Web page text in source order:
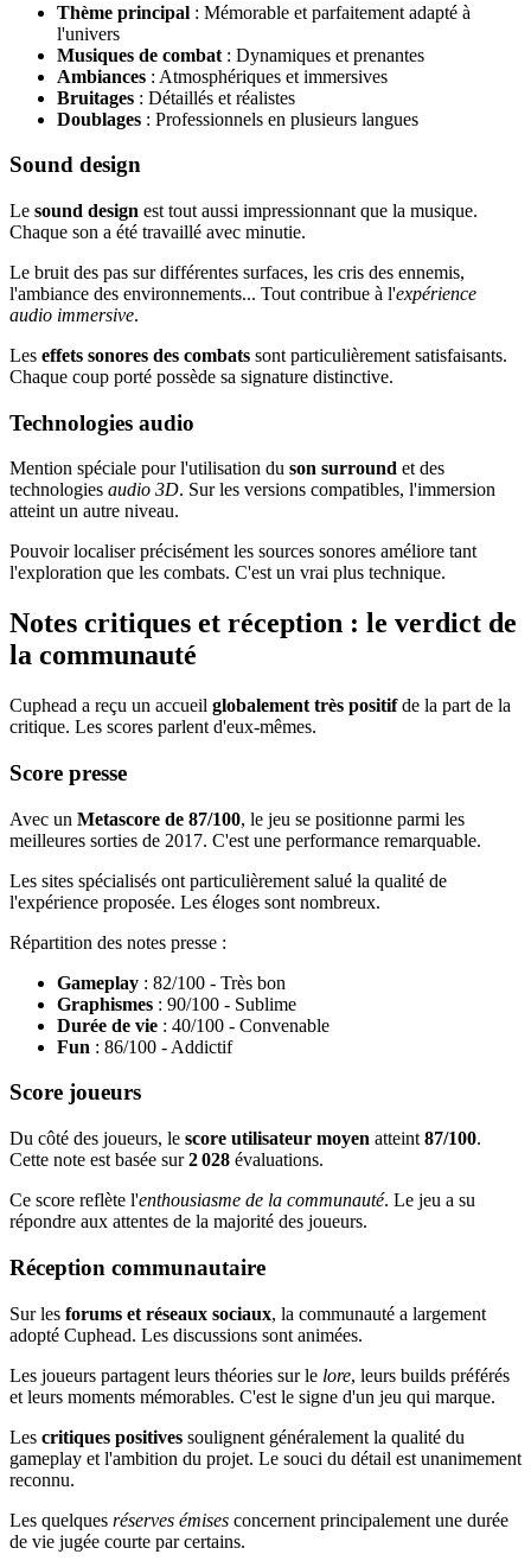
Thème principal : Mémorable et parfaitement adapté à
l'univers
Musiques de combat : Dynamiques et prenantes
Ambiances : Atmosphériques et immersives
Bruitages : Détaillés et réalistes
Doublages : Professionnels en plusieurs langues
Sound design
Le sound design est tout aussi impressionnant que la musique.
Chaque son a été travaillé avec minutie.
Le bruit des pas sur différentes surfaces, les cris des ennemis,
l'ambiance des environnements... Tout contribue à l'expérience
audio immersive.
Les effets sonores des combats sont particulièrement satisfaisants.
Chaque coup porté possède sa signature distinctive.
Technologies audio
Mention spéciale pour l'utilisation du son surround et des
technologies audio 3D. Sur les versions compatibles, l'immersion
atteint un autre niveau.
Pouvoir localiser précisément les sources sonores améliore tant
l'exploration que les combats. C'est un vrai plus technique.
Notes critiques et réception : le verdict de
la communauté
Cuphead a reçu un accueil globalement très positifde la part de la
critique. Les scores parlent d'eux-mêmes.
Score presse
Avec un Metascore de 87/100, le jeu se positionne parmi les
meilleures sorties de 2017. C'est une performance remarquable.
Les sites spécialisés ont particulièrement salué la qualité de
l'expérience proposée. Les éloges sont nombreux.
Répartition des notes presse :
Gameplay : 82/100 - Très bon
Graphismes : 90/100 - Sublime
Durée de vie : 40/100 - Convenable
Fun : 86/100 - Addictif
Score joueurs
Du côté des joueurs, le score utilisateur moyen atteint 87/100.
Cette note est basée sur2 028 évaluations.
Ce score reflète l'enthousiasme de la communauté. Le jeu a su
répondre aux attentes de la majorité des joueurs.
Réception communautaire
Sur les forums et réseaux sociaux, la communauté a largement
adopté Cuphead. Les discussions sont animées.
Les joueurs partagent leurs théories sur le lore, leurs builds préférés
et leurs moments mémorables. C'est le signe d'un jeu qui marque.
Les critiques positives soulignent généralement la qualité du
gameplay et l'ambition du projet. Le souci du détail est unanimement
reconnu.
Les quelques réserves émises concernent principalement une durée
de vie jugée courte par certains.